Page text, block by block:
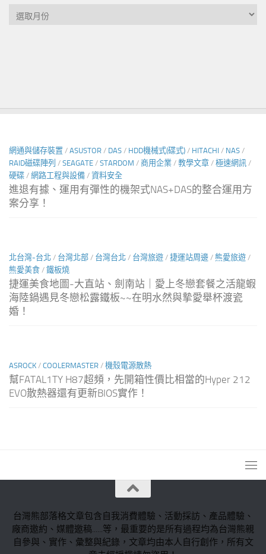
按
網通與儲存裝置 / ASUSTOR / DAS / HDD機械式(碟式) / HITACHI / NAS /
RAID磁碟陣列 / SEAGATE / STARDOM / 商用企業 / 教學文章 / 極速網訊 /
硬碟 / 網路工程與設備 / 資料安全
進退有據、運用有彈性的機架式NAS+DAS的整合運用方
案分享！
北台灣-台北 / 台灣北部 / 台灣台北 / 台灣旅遊 / 捷運站周邊 / 熊愛旅遊 /
熊愛美食 / 鐵板燒
捷運美食地圖-大直站、劍南站｜愛上冬戀套餐之活龍蝦
海陸鍋遇見冬戀松露鐵板~~在明水然與摯愛舉杯渡瓷
婚！
ASROCK / COOLERMASTER / 機殼電源散熱
幫FATAL1TY H87超頻，先開箱性價比相當的Hyper 212
EVO散熱器還有更新BIOS實作！
台灣熊部落格文章包含自我消費體驗、活動採訪、產品體驗、
廠商邀約、媒體邀稿......等，最重要的是所有過程均為台灣熊親
自參與、實作、彙整與紀錄，文章均由本人自行創作，所有文